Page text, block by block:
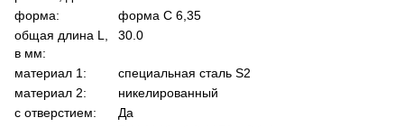
форма:
форма C 6,35
общая длина L,
в мм:
30.0
материал 1:
специальная сталь S2
материал 2:
никелированный
с отверстием:
Да